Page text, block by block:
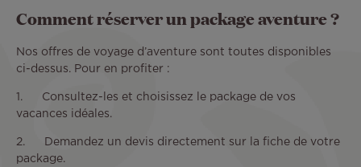
Comment réserver un package aventure ?
Nos offres de voyage d’aventure sont toutes disponibles
ci-dessus. Pour en profiter :
1. Consultez-les et choisissez le package de vos
vacances idéales.
2. Demandez un devis directement sur la fiche de votre
package.